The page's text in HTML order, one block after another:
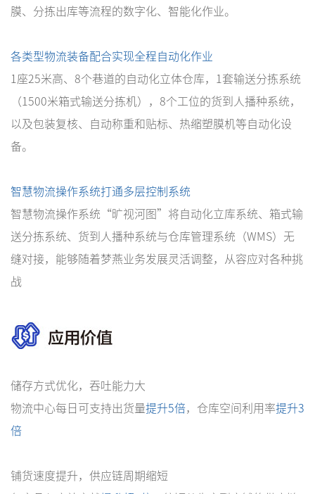
膜、分拣出库等流程的数字化、智能化作业。
各类型物流装备配合实现全程自动化作业
1座25米高、8个巷道的自动化立体仓库，1套输送分拣系统
（1500米箱式输送分拣机），8个工位的货到人播种系统，
以及包装复核、自动称重和贴标、热缩塑膜机等自动化设
备。
智慧物流操作系统打通多层控制系统
智慧物流操作系统“旷视河图”将自动化立库系统、箱式输
送分拣系统、货到人播种系统与仓库管理系统（WMS）无
缝对接，能够随着梦燕业务发展灵活调整，从容应对各种挑
战
储存方式优化，吞吐能力大
物流中心每日可支持出货量提升5倍，仓库空间利用率提升3
倍
铺货速度提升，供应链周期缩短